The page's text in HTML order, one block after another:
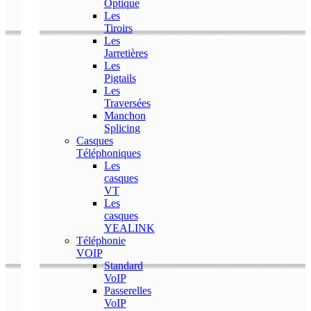
Optique
Les
Tiroirs
Les
Jarretières
Les
Pigtails
Les
Traversées
Manchon
Splicing
Casques
Téléphoniques
Les
casques
VT
Les
casques
YEALINK
Téléphonie
VOIP
Standard
VoIP
Passerelles
VoIP